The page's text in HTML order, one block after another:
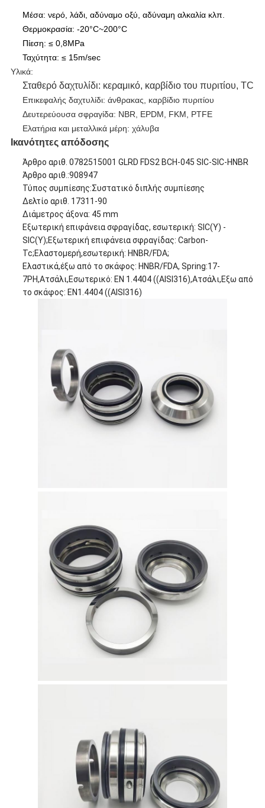
Μέσα: νερό, λάδι, αδύναμο οξύ, αδύναμη αλκαλία κλπ.
Θερμοκρασία: -20°C~200°C
Πίεση: ≤ 0,8MPa
Ταχύτητα: ≤ 15m/sec
Υλικά:
Σταθερό δαχτυλίδι: κεραμικό, καρβίδιο του πυριτίου, TC
Επικεφαλής δαχτυλίδι: άνθρακας, καρβίδιο πυριτίου
Δευτερεύουσα σφραγίδα: NBR, EPDM, FKM, PTFE
Ελατήρια και μεταλλικά μέρη: χάλυβα
Ικανότητες απόδοσης
Άρθρο αριθ. 0782515001 GLRD FDS2 BCH-045 SIC-SIC-HNBR
Άρθρο αριθ.:908947
Τύπος συμπίεσης:Συστατικό διπλής συμπίεσης
Δελτίο αριθ. 17311-90
Διάμετρος άξονα: 45 mm
Εξωτερική επιφάνεια σφραγίδας, εσωτερική: SIC(Y) -
SIC(Y);Εξωτερική επιφάνεια σφραγίδας: Carbon-
Tc;Ελαστομερή,εσωτερική: HNBR/FDA;
Ελαστικά,έξω από το σκάφος: HNBR/FDA, Spring:17-
7PH,Ατσάλι,Εσωτερικό: EN 1.4404 ((AISI316),Ατσάλι,Εξω από
το σκάφος: EN1.4404 ((AISI316)